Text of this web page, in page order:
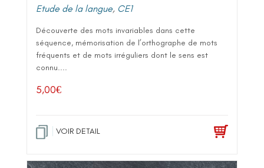
Etude de la langue, CE1
Découverte des mots invariables dans cette
séquence, mémorisation de l’orthographe de mots
fréquents et de mots irréguliers dont le sens est
connu....
5,00€
VOIR DETAIL